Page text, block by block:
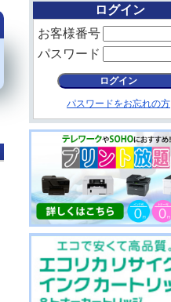
ログイン
お客様番号
パスワード
パスワードをお忘れの方